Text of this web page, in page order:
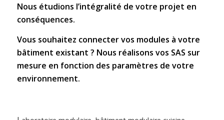
Nous étudions l’intégralité de votre projet en
conséquences.
Vous souhaitez connecter vos modules à votre
bâtiment existant ? Nous réalisons vos SAS sur
mesure en fonction des paramètres de votre
environnement.